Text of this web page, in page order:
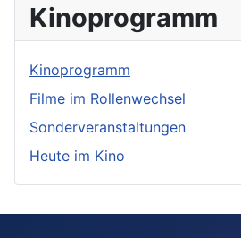
Kinoprogramm
Kinoprogramm
Filme im Rollenwechsel
Sonderveranstaltungen
Heute im Kino